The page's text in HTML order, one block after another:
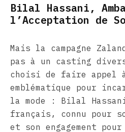
Bilal Hassani,
l’Acceptation de
Mais la campagne
pas à un casting
choisi de faire appel
emblématique pour
la mode : Bilal
français, connu pour
et son engagement